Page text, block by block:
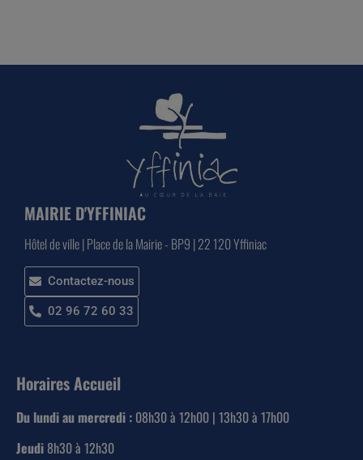
MAIRIE D'YFFINIAC
Hôtel de ville | Place de la Mairie - BP9 | 22 120 Yffiniac
Contactez-nous
02 96 72 60 33
Horaires Accueil
Du lundi au mercredi : 08h30 à 12h00 | 13h30 à 17h00
Jeudi 8h30 à 12h30